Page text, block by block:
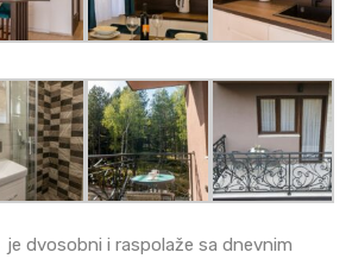
je dvosobni i raspolaže sa dnevnim